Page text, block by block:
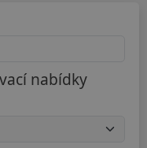
nabídky